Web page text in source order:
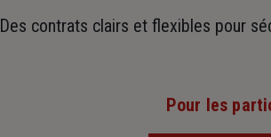
Des contrats clairs et flexibles pour
Pour les